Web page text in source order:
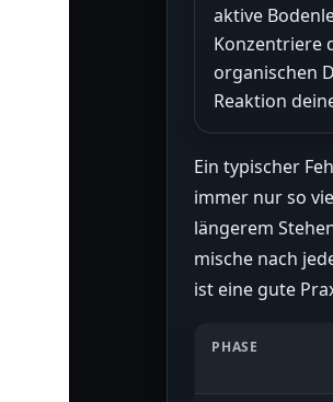
aktive
Konzentriere
organischen
Reaktion
Ein typischer
immer nur so
längerem
mische nach
ist eine gute
PHASE